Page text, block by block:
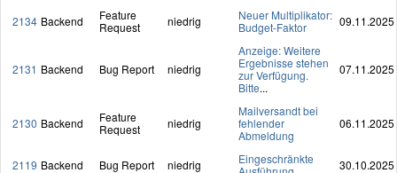
2134 Backend
Feature
Request
niedrig
Neuer Multiplikator:
Budget-Faktor
09.11.2025
2131 Backend Bug Report niedrig
Anzeige: Weitere
Ergebnisse stehen
zur Verfügung.
Bitte...
07.11.2025
2130 Backend
Feature
Request
niedrig
Mailversandt bei
fehlender
Abmeldung
06.11.2025
2119 Backend Bug Report niedrig
Eingeschränkte
30.10.2025